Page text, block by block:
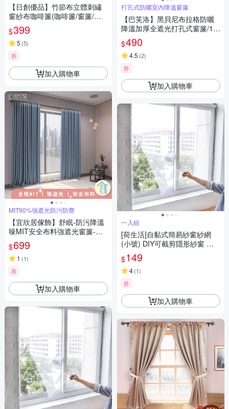
【日創優品】竹節布立體刺繡
窗紗布咖啡簾(咖啡簾/窗簾/短
簾/門簾/裝置窗戶短簾/紗簾)
$399
5 (5)
券
加入購物車
MIT90%強遮光防污防塵
【宜欣居傢飾】舒眠-防污降溫
噪MIT安全布料強遮光窗簾-W1
45*H165cm一窗2片-總寬290c
m(窗簾/拉簾/門簾/隔間/除舊佈
新)
$699
1 (1)
券
加入購物車
打孔式防曬室內降溫窗簾
【巴芙洛】黑貝尼布拉格防曬
降溫加厚全遮光打孔式窗簾/13
0*170CM(打孔遮光窗簾/拉簾/
門簾/風水簾)
$490
4.5 (2)
券
加入購物車
一入組
[荷生活]自黏式簡易紗窗紗網
(小號) DIY可截剪隱形紗窗 附
魔術貼
$149
4(1)
券
加入購物車